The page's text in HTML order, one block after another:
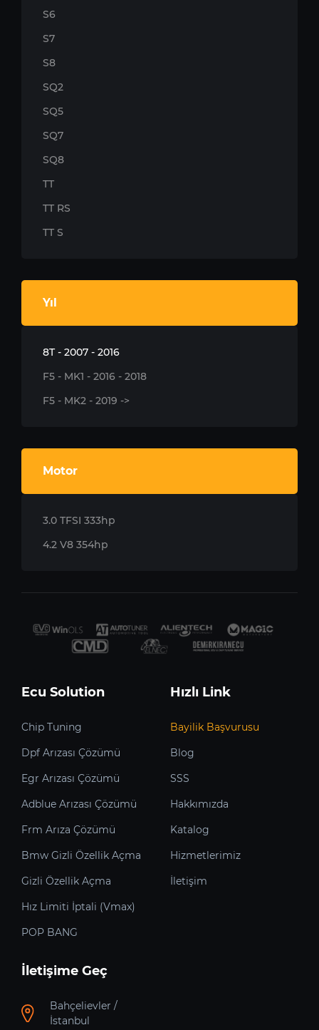
S6
S7
S8
SQ2
SQ5
SQ7
SQ8
TT
TT RS
TT S
Yıl
8T - 2007 - 2016
F5 - MK1 - 2016 - 2018
F5 - MK2 - 2019 ->
Motor
3.0 TFSI 333hp
4.2 V8 354hp
Ecu Solution
Chip Tuning
Dpf Arızası Çözümü
Egr Arızası Çözümü
Adblue Arızası Çözümü
Frm Arıza Çözümü
Bmw Gizli Özellik Açma
Gizli Özellik Açma
Hız Limiti İptali (Vmax)
POP BANG
Hızlı Link
Bayilik Başvurusu
Blog
SSS
Hakkımızda
Katalog
Hizmetlerimiz
İletişim
İletişime Geç
Bahçelievler /
İstanbul